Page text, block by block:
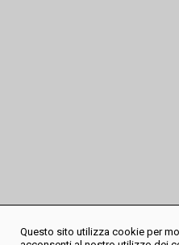
Questo sito utilizza cookie per